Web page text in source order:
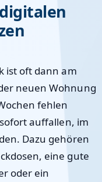
ist oft dann am
neuen Wohnung
fehlen
auffallen, im
Dazu gehören
eine gute
oder ein